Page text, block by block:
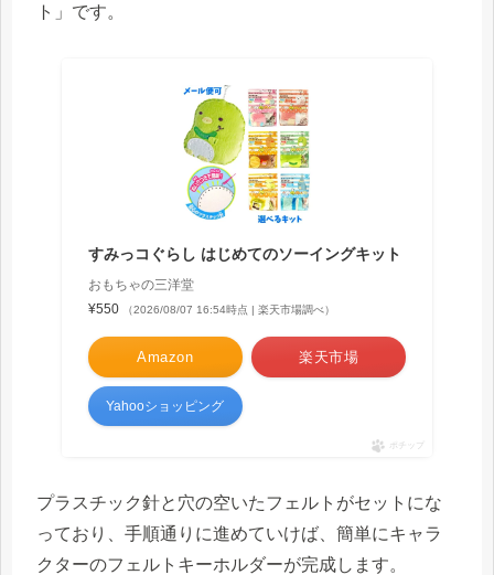
ト」です。
すみっコぐらし はじめてのソーイングキット
おもちゃの三洋堂
¥550
（2026/08/07 16:54時点 | 楽天市場調べ）
Amazon 楽天市場
Yahooショッピング
ポチップ
プラスチック針と穴の空いたフェルトがセットにな
っており、手順通りに進めていけば、簡単にキャラ
クターのフェルトキーホルダーが完成します。